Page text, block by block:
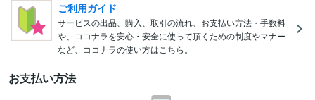
ご利用ガイド
サービスの出品、購入、取引の流れ、お支払い方法・手数料
や、ココナラを安心・安全に使って頂くための制度やマナー
など、ココナラの使い方はこちら。
お支払い方法